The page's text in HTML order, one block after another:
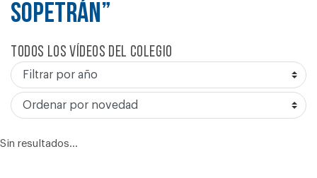
SOPETRÁN”
Todos los vídeos del colegio
Sin resultados...